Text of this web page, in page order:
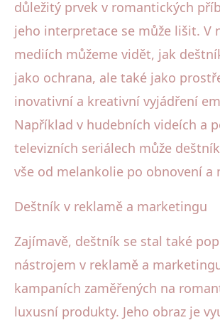
důležitý prvek v romantických
jeho interpretace se může lišit. V
mediích můžeme vidět, jak
jako ochrana, ale také jako
inovativní a kreativní vyjádření
Například v hudebních videích a
televizních seriálech může
vše od melankolie po obnovení a
Deštník v reklamě a marketingu
Zajímavě, deštník se stal také
nástrojem v reklamě a
kampaních zaměřených na
luxusní produkty. Jeho obraz je